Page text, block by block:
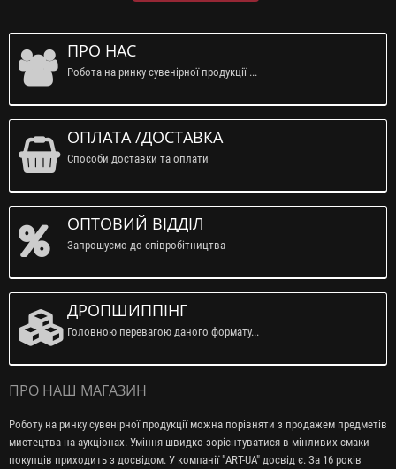
ПРО НАС
Робота на ринку сувенірної продукції ...
ОПЛАТА /ДОСТАВКА
Способи доставки та оплати
ОПТОВИЙ ВІДДІЛ
Запрошуємо до співробітництва
ДРОПШИППІНГ
Головною перевагою даного формату...
ПРО НАШ МАГАЗИН
Роботу на ринку сувенірної продукції можна порівняти з продажем предметів
мистецтва на аукціонах. Уміння швидко зорієнтуватися в мінливих смаки
покупців приходить з досвідом. У компанії "ART-UA" досвід є. За 16 років